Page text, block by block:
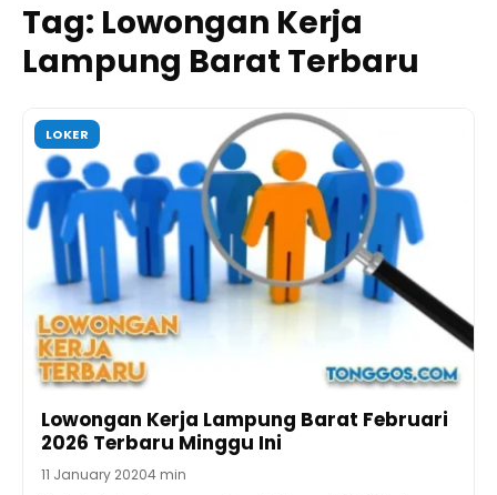
Tag: Lowongan Kerja
Lampung Barat Terbaru
LOKER
Lowongan Kerja Lampung Barat Februari
2026 Terbaru Minggu Ini
11 January 20204 min